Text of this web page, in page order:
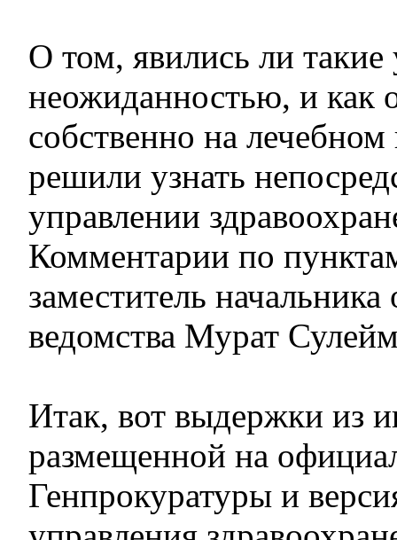
О том, явились ли
неожиданностью, и как
собственно на
решили узнать
управлении
Комментарии по
заместитель начальника
ведомства Мурат
Итак, вот выдержки из
размещенной на
Генпрокуратуры и